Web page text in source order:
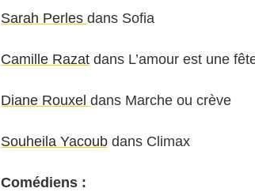
Sarah Perles dans Sofia
Camille Razat dans L’amour est une
Diane Rouxel dans Marche ou crève
Souheila Yacoub dans Climax
Comédiens :